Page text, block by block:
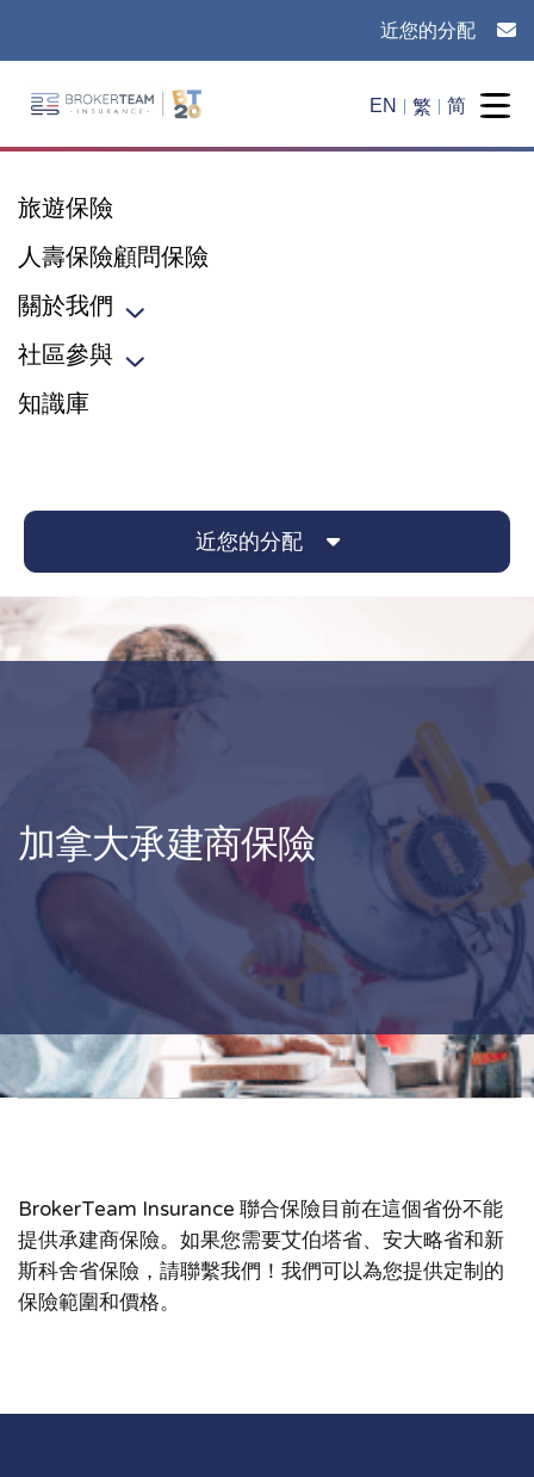
近您的分配
Main Site Logo - Go to the home page EN 繁 简
旅遊保險
人壽保險顧問保險
關於我們
社區參與
知識庫
近您的分配
加拿大承建商保險
BrokerTeam Insurance 聯合保險目前在這個省份不能
提供承建商保險。如果您需要艾伯塔省、安大略省和新
斯科舍省保險，請聯繫我們！我們可以為您提供定制的
保險範圍和價格。